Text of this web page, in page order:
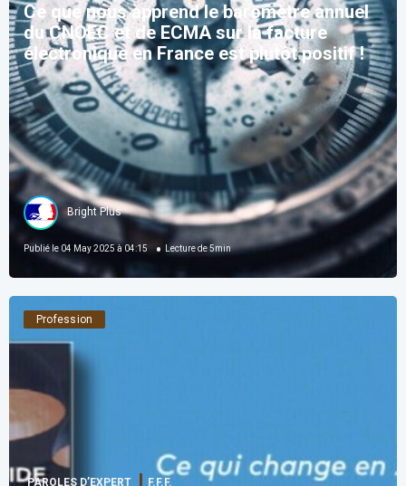
Ce que nous apprend le baromètre annuel
du CNOEC et de ECMA sur la facture
électronique en France est plutôt positif !
Bright Plus
Publié le 04 May 2025 à 04:15 Lecture de 5min
Profession
PAROLES D’EXPERT F.F.F.